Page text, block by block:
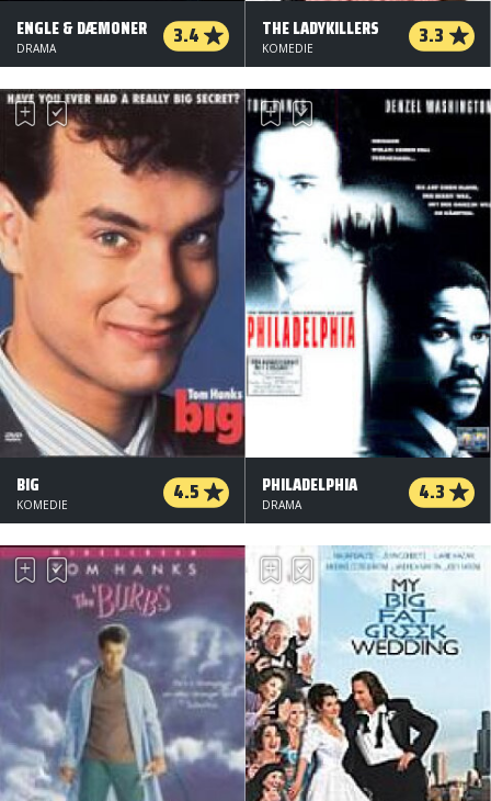
ENGLE & DÆMONER 3.4
DRAMA
THE LADYKILLERS 3.3
KOMEDIE
BIG 4.5
KOMEDIE
PHILADELPHIA 4.3
DRAMA